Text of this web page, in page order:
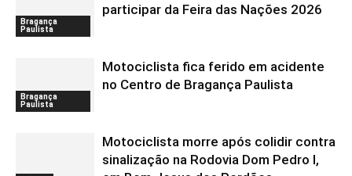
Bragança
Paulista
participar da Feira das Nações 2026
Bragança
Paulista
Motociclista fica ferido em acidente
no Centro de Bragança Paulista
Motociclista morre após colidir contra
sinalização na Rodovia Dom Pedro I,